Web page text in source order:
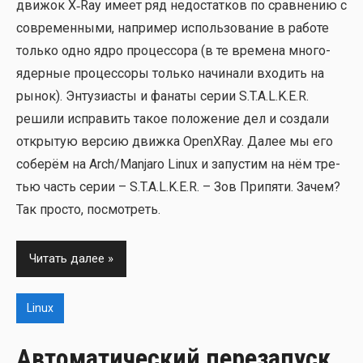
дви­жок X‑Ray име­ет ряд недо­стат­ков по срав­не­нию с
совре­мен­ны­ми, напри­мер исполь­зо­ва­ние в рабо­те
толь­ко одно ядро про­цес­со­ра (в те вре­ме­на мно­го­
ядер­ные про­цес­со­ры толь­ко начи­на­ли вхо­дить на
рынок). Энту­зи­а­сты и фана­ты серии S.T.A.L.K.E.R.
реши­ли испра­вить такое поло­же­ние дел и созда­ли
откры­тую вер­сию движ­ка OpenXRay. Далее мы его
собе­рём на Arch/Manjaro Linux и запу­стим на нём тре­
тью часть серии – S.T.A.L.K.E.R. – Зов При­пя­ти. Зачем?
Так про­сто, посмот­реть.
Читать далее
Linux